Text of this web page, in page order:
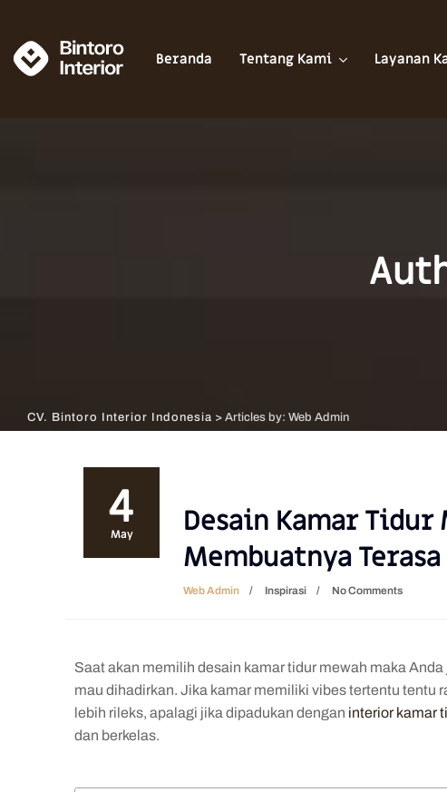
Beranda Tentang Kami Layanan
CV. Bintoro Interior Indonesia > Articles by: Web Admin
4
May
Desain Kamar Tidur
Membuatnya
Web Admin Inspirasi No Comments
Saat akan memilih desain kamar tidur mewah maka
mau dihadirkan. Jika kamar memiliki vibes tertentu tentu
lebih rileks, apalagi jika dipadukan dengan interior kamar
dan berkelas.